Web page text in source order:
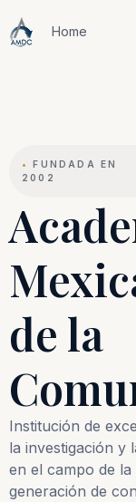
Home
•
FUNDADA EN
2002
de la
Institución de
la investigación y
en el campo de
generación de